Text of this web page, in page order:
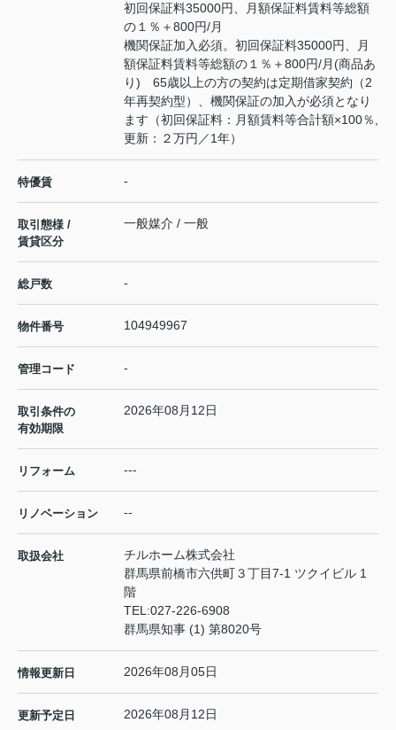
初回保証料35000円、月額保証料賃料等総額
の１％＋800円/月
機関保証加入必須。初回保証料35000円、月
額保証料賃料等総額の１％＋800円/月(商品あ
り) 65歳以上の方の契約は定期借家契約（2
年再契約型）、機関保証の加入が必須となり
ます（初回保証料：月額賃料等合計額×100％,
更新：２万円／1年）
特優賃 -
取引態様 /
賃貸区分
一般媒介 / 一般
総戸数 -
物件番号 104949967
管理コード -
取引条件の
有効期限
2026年08月12日
リフォーム ---
リノベーション --
取扱会社
チルホーム株式会社
群馬県前橋市六供町３丁目7-1 ツクイビル 1
階
TEL:027-226-6908
群馬県知事 (1) 第8020号
情報更新日 2026年08月05日
更新予定日 2026年08月12日